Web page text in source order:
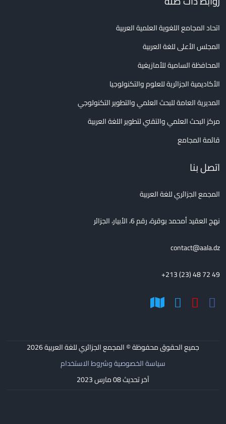
اتحاد المجامع اللغوية العلمية العربية
المجلس الأعلى للغة العربية
المحافظة السامية للأمازيغية
الأكاديمية الجزائرية للعلوم والتكنولوجيا
المديرية العامة للبحث العلمي والتطوير التكنولوجي
مركز البحث العلمي والتقني لتطوير اللغة العربية
قائمة المجامع
اتصل بنا
المجمع الجزائري للغة العربية
نهج العقيد أمحمد بوقرة، رقم 6، الأبيار، الجزائر
contact@aala.dz
+213 (23) 48 72 49
جميع الحقوق محفوظة © المجمع الجزائري للغة العربية2026
سياسة الخصوصية وشروط الاستخدام
آخر تحديث 08 مارس 2023